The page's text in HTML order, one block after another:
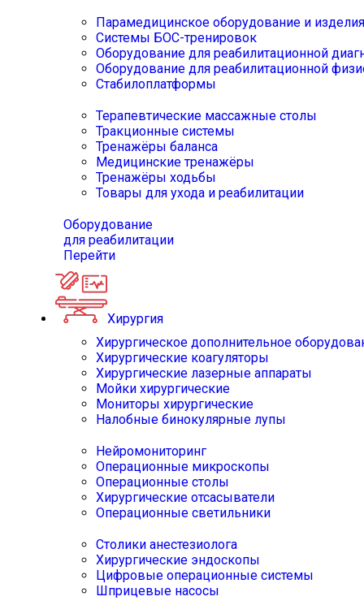
Парамедицинское оборудование и изделия
Системы БОС-тренировок
Оборудование для реабилитационной
Оборудование для реабилитационной
Стабилоплатформы
Терапевтические массажные столы
Тракционные системы
Тренажёры баланса
Медицинские тренажёры
Тренажёры ходьбы
Товары для ухода и реабилитации
Оборудование
для реабилитации
Перейти
Хирургия
Хирургическое дополнительное
Хирургические коагуляторы
Хирургические лазерные аппараты
Мойки хирургические
Мониторы хирургические
Налобные бинокулярные лупы
Нейромониторинг
Операционные микроскопы
Операционные столы
Хирургические отсасыватели
Операционные светильники
Столики анестезиолога
Хирургические эндоскопы
Цифровые операционные системы
Шприцевые насосы